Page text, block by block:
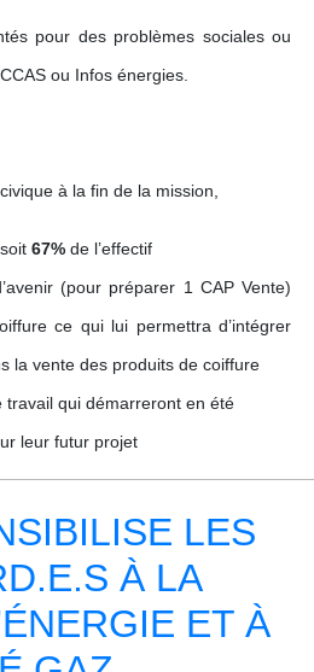
pour des problèmes sociales ou
ou Infos énergies.
à la fin de la mission,
67% de l’effectif
(pour préparer 1 CAP Vente)
ce qui lui permettra d’intégrer
la vente des produits de coiffure
qui démarreront en été
leur futur projet
LES
À LA
ET À